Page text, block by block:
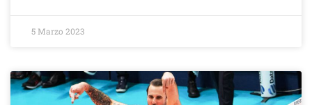
5 Marzo 2023